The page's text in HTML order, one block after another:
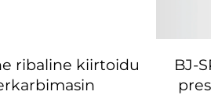
ribaline kiirtoidu
BJ-